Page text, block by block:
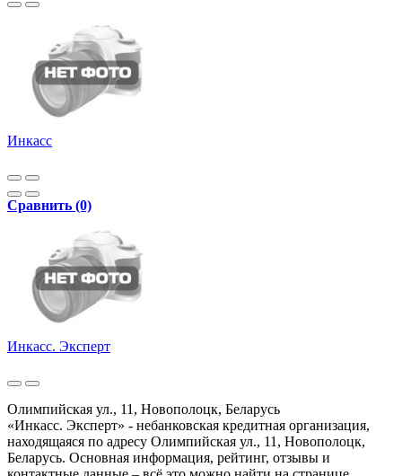
Инкасс
Сравнить (0)
Инкасс. Эксперт
Олимпийская ул., 11, Новополоцк, Беларусь
«Инкасс. Эксперт» - небанковская кредитная организация,
находящаяся по адресу Олимпийская ул., 11, Новополоцк,
Беларусь. Основная информация, рейтинг, отзывы и